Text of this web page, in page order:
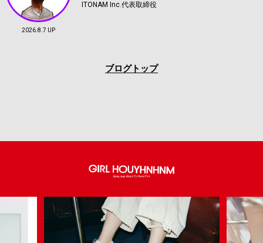
2026.8.7 UP
ITONAM Inc.代表取締役
ブログトップ